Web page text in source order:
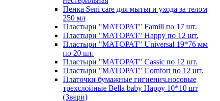
Пенка Seni care для мытья и ухода за телом
250 мл
Пластыри "МАТОРАТ" Famili по 17 шт.
Пластыри "МАТОРАТ" Happy по 12 шт.
Пластыри "МАТОРАТ" Universal 19*76 мм
по 20 шт.
Пластыри "МАТОРАТ" Сassic по 12 шт.
Пластыри "МАТОРАТ" Сomfort по 12 шт.
Платочки бумажные гигиенич.носовые
трехслойные Bella baby Happy 10*10 шт
(Звери)